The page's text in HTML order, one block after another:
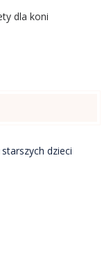
dla koni
dzieci